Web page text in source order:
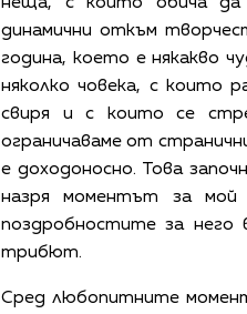
динамични откъм
година, което е някакво
няколко човека, с които
свиря и с които се
ограничаваме от
е доходоносно. Това
назря моментът за мой
поздробностите за
трибют.
Сред любопитните